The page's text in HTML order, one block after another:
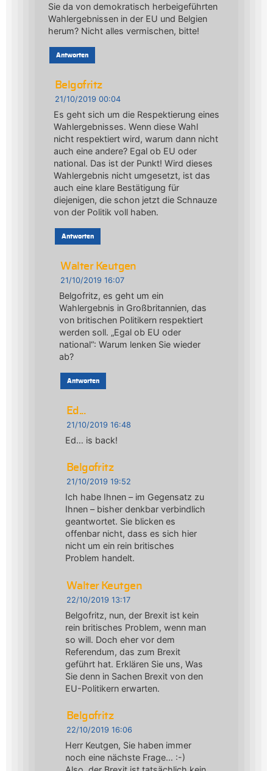
Sie da von demokratisch herbeigeführten
Wahlergebnissen in der EU und Belgien
herum? Nicht alles vermischen, bitte!
Antworten
Belgofritz
21/10/2019 00:04
Es geht sich um die Respektierung eines
Wahlergebnisses. Wenn diese Wahl
nicht respektiert wird, warum dann nicht
auch eine andere? Egal ob EU oder
national. Das ist der Punkt! Wird dieses
Wahlergebnis nicht umgesetzt, ist das
auch eine klare Bestätigung für
diejenigen, die schon jetzt die Schnauze
von der Politik voll haben.
Antworten
Walter Keutgen
21/10/2019 16:07
Belgofritz, es geht um ein
Wahlergebnis in Großbritannien, das
von britischen Politikern respektiert
werden soll. „Egal ob EU oder
national“: Warum lenken Sie wieder
ab?
Antworten
Ed...
21/10/2019 16:48
Ed… is back!
Belgofritz
21/10/2019 19:52
Ich habe Ihnen – im Gegensatz zu
Ihnen – bisher denkbar verbindlich
geantwortet. Sie blicken es
offenbar nicht, dass es sich hier
nicht um ein rein britisches
Problem handelt.
Walter Keutgen
22/10/2019 13:17
Belgofritz, nun, der Brexit ist kein
rein britisches Problem, wenn man
so will. Doch eher vor dem
Referendum, das zum Brexit
geführt hat. Erklären Sie uns, Was
Sie denn in Sachen Brexit von den
EU-Politikern erwarten.
Belgofritz
22/10/2019 16:06
Herr Keutgen, Sie haben immer
noch eine nächste Frage… :-)